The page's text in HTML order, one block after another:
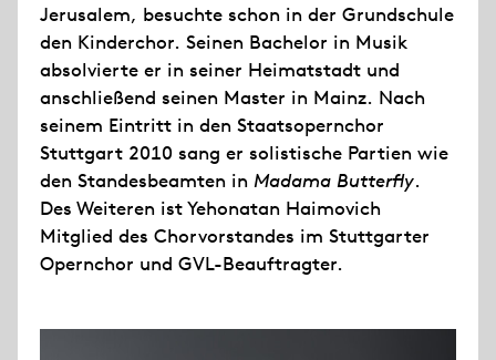
Jerusalem, besuchte schon in der Grundschule
den Kinderchor. Seinen Bachelor in Musik
absolvierte er in seiner Heimatstadt und
anschließend seinen Master in Mainz. Nach
seinem Eintritt in den Staatsopernchor
Stuttgart 2010 sang er solistische Partien wie
den Standesbeamten in Madama Butterfly.
Des Weiteren ist Yehonatan Haimovich
Mitglied des Chorvorstandes im Stuttgarter
Opernchor und GVL-Beauftragter.